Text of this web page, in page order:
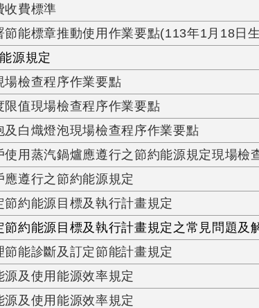
收費標準
節能標章推動使用作業要點(113年1月18日
源規定
場檢查程序作業要點
限值現場檢查程序作業要點
及白熾燈泡現場檢查程序作業要點
使用蒸汽鍋爐應遵行之節約能源規定現場檢
應遵行之節約能源規定
節約能源目標及執行計畫規定
約能源目標及執行計畫規定之常見問題及
節能診斷及訂定節能計畫規定
源及使用能源效率規定
源及使用能源效率規定